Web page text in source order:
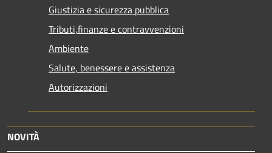
Giustizia e sicurezza pubblica
Tributi,finanze e contravvenzioni
Ambiente
Salute, benessere e assistenza
Autorizzazioni
NOVITÀ